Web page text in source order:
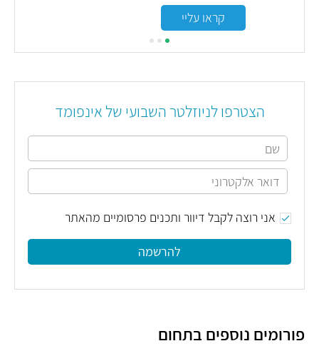
קראו עליי
הצטרפו לניוזלטר השבועי של אינפומד
אני רוצה לקבל דיוור ותכנים פרסומיים מהאתר
להרשמה
פורומים נוספים בתחום